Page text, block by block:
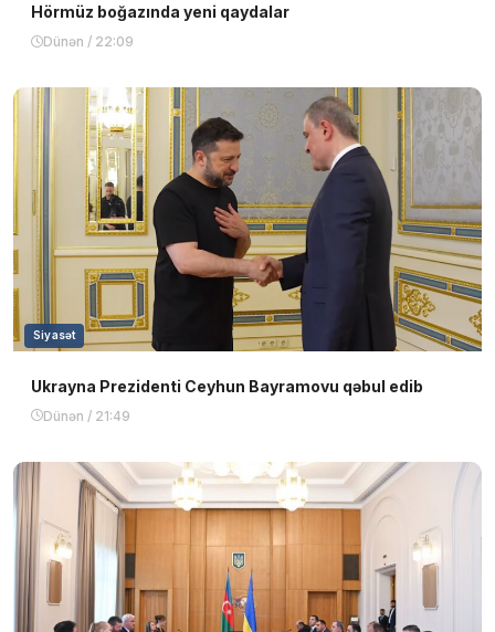
Hörmüz boğazında yeni qaydalar
Dünən / 22:09
Siyasət
Ukrayna Prezidenti Ceyhun Bayramovu qəbul edib
Dünən / 21:49